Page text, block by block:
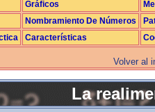
Gráficos
Nombramiento De Números
Características
Volver al
La